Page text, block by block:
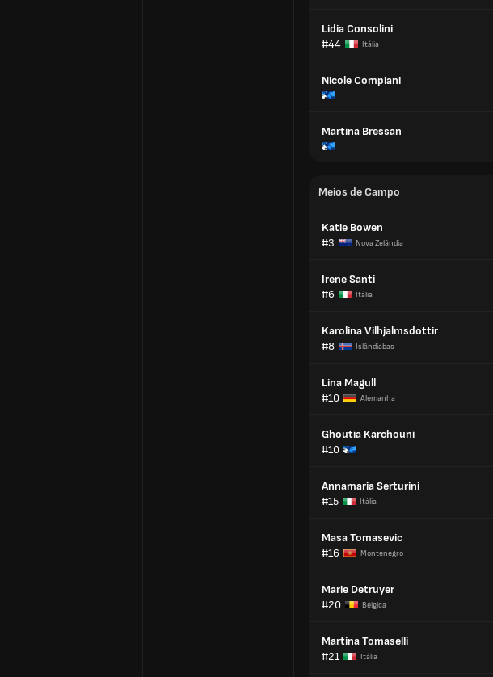
Lidia Consolini
#44
Itália
Nicole Compiani
Martina Bressan
Meios de Campo
Katie Bowen
#3
Nova Zelândia
Irene Santi
#6
Itália
Karolina Vilhjalmsdottir
#8
Islândiabas
Lina Magull
#10
Alemanha
Ghoutia Karchouni
#10
Annamaria Serturini
#15
Itália
Masa Tomasevic
#16
Montenegro
Marie Detruyer
#20
Bélgica
Martina Tomaselli
#21
Itália